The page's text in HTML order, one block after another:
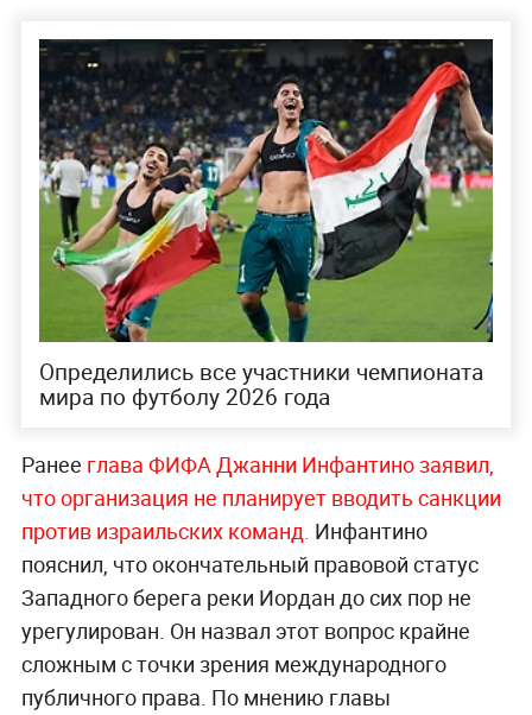
Определились все участники чемпионата
мира по футболу 2026 года
Ранее глава ФИФА Джанни Инфантино заявил,
что организация не планирует вводить санкции
против израильских команд. Инфантино
пояснил, что окончательный правовой статус
Западного берега реки Иордан до сих пор не
урегулирован. Он назвал этот вопрос крайне
сложным с точки зрения международного
публичного права. По мнению главы